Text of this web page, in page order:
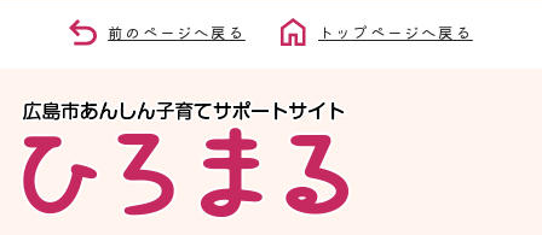
前のページへ戻る トップページへ戻る